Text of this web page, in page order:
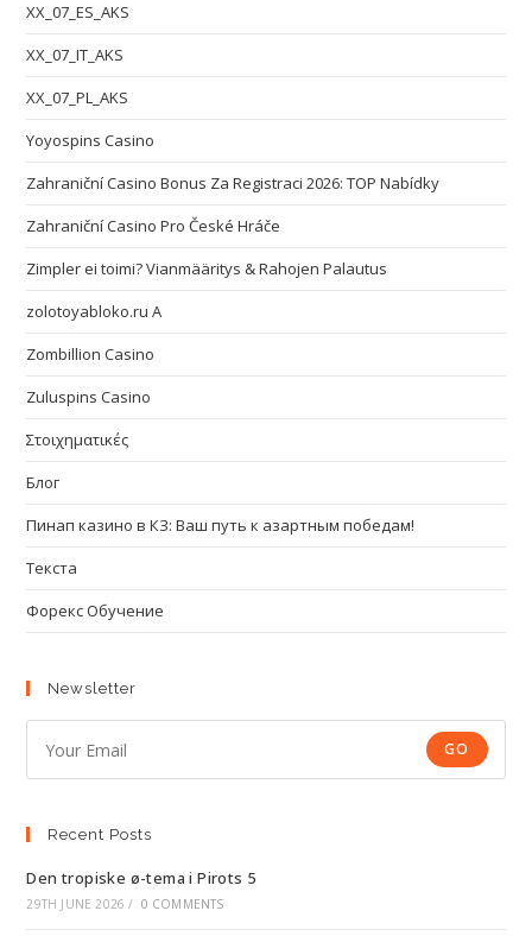
XX_07_ES_AKS
XX_07_IT_AKS
XX_07_PL_AKS
Yoyospins Casino
Zahraniční Casino Bonus Za Registraci 2026: TOP Nabídky
Zahraniční Casino Pro České Hráče
Zimpler ei toimi? Vianmääritys & Rahojen Palautus
zolotoyabloko.ru A
Zombillion Casino
Zuluspins Casino
Στοιχηματικές
Блог
Пинап казино в КЗ: Ваш путь к азартным победам!
Текста
Форекс Обучение
Newsletter
GO
Recent Posts
Den tropiske ø-tema i Pirots 5
29TH JUNE 2026 / 0 COMMENTS